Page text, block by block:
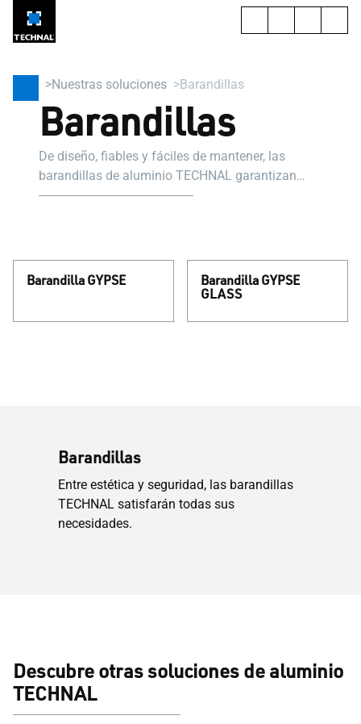
Nuestras soluciones Barandillas
Barandillas
De diseño, fiables y fáciles de mantener, las
barandillas de aluminio TECHNAL garantizan
exteriores seguros que combinan con el estilo
Barandilla GYPSE
Barandilla GYPSE
GLASS
Barandillas
Entre estética y seguridad, las barandillas
TECHNAL satisfarán todas sus
necesidades.
Descubre otras soluciones de aluminio
TECHNAL